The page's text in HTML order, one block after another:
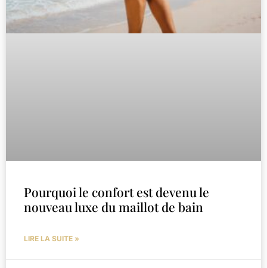
Pourquoi le confort est devenu le
nouveau luxe du maillot de bain
LIRE LA SUITE »